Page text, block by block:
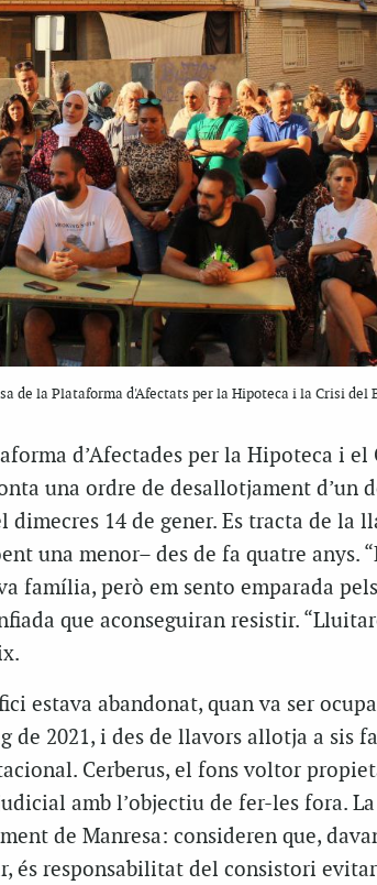
de la Plataforma d'Afectats per la Hipoteca i la Crisi del
d’Afectades per la Hipoteca i el
una ordre de desallotjament d’un
dimecres 14 de gener. Es tracta de la
una menor– des de fa quatre anys.
família, però em sento emparada
que aconseguiran resistir.
estava abandonat, quan va ser
de 2021, i des de llavors allotja a sis
Cerberus, el fons voltor
amb l’objectiu de fer-les fora. La
de Manresa: consideren que,
és responsabilitat del consistori